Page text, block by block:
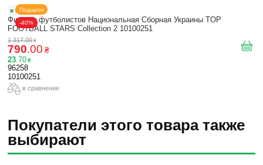
Подарок
-40%
в наличии
Фигурки футболистов Национальная Сборная Украины TOP
FOOTBALL STARS Collection 2 10100251
1 317.00 ₴
790.00 ₴
23. 70 ₴
96258
10100251
в сравнение
Покупатели этого товара также
выбирают